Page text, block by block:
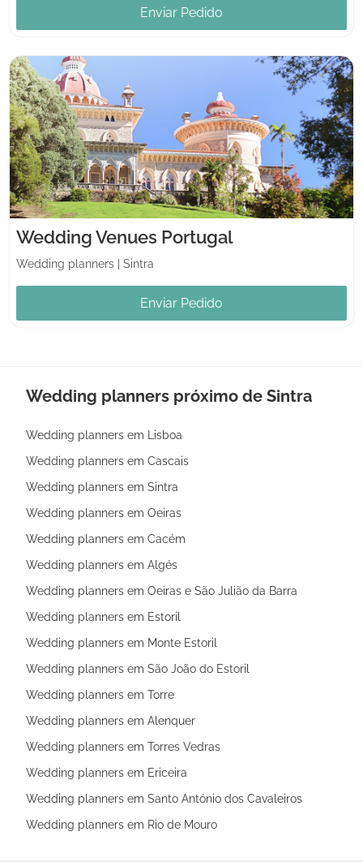
Enviar Pedido
Wedding Venues Portugal
Wedding planners Sintra
Enviar Pedido
Wedding planners próximo de Sintra
Wedding planners em Lisboa
Wedding planners em Cascais
Wedding planners em Sintra
Wedding planners em Oeiras
Wedding planners em Cacém
Wedding planners em Algés
Wedding planners em Oeiras e São Julião da Barra
Wedding planners em Estoril
Wedding planners em Monte Estoril
Wedding planners em São João do Estoril
Wedding planners em Torre
Wedding planners em Alenquer
Wedding planners em Torres Vedras
Wedding planners em Ericeira
Wedding planners em Santo António dos Cavaleiros
Wedding planners em Rio de Mouro